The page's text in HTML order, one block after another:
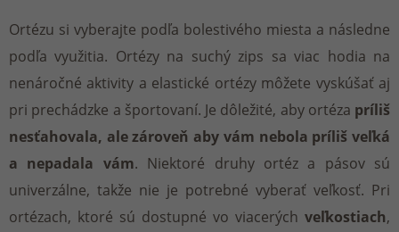
Ortézu si vyberajte podľa bolestivého miesta a následne
podľa využitia. Ortézy na suchý zips sa viac hodia na
nenáročné aktivity a elastické ortézy môžete vyskúšať aj
pri prechádzke a športovaní. Je dôležité, aby ortéza príliš
nesťahovala, ale zároveň aby vám nebola príliš veľká
a nepadala vám. Niektoré druhy ortéz a pásov sú
univerzálne, takže nie je potrebné vyberať veľkosť. Pri
ortézach, ktoré sú dostupné vo viacerých veľkostiach,